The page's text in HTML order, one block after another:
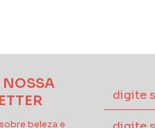
NOSSA
beleza e